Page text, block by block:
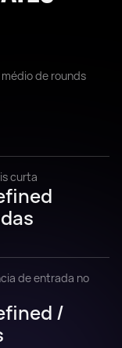
de rounds
curta
de entrada no
/